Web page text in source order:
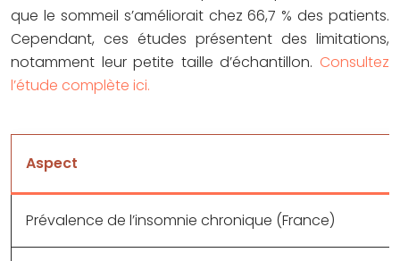
que le sommeil s’améliorait chez 66,7 % des patients.
Cependant, ces études présentent des limitations,
notamment leur petite taille d’échantillon. Consultez
l’étude complète ici.
Aspect
Prévalence de l’insomnie chronique (France)